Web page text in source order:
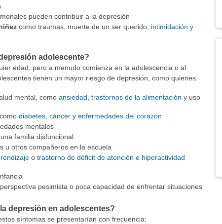
pueden contribuir a la depresión
como traumas, muerte de un ser querido, intimidación y
adolescente?
edad, pero a menudo comienza en la adolescencia o al
tienen un mayor riesgo de depresión, como quienes:
mental, como ansiedad trastornos de la alimentación y uso
diabetes, cáncery enfermedades del corazón
mentales
familia disfuncional
u otros compañeros en la escuela
o trastorno de déficit de atención e hiperactividad
pesimista o poca capacidad de enfrentar situaciones
depresión en adolescentes?
síntomas se presentarían con frecuencia: